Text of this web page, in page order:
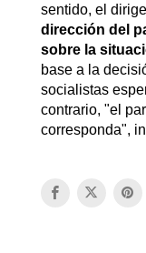
sentido, el
dirección del
sobre la
base a la
socialistas
contrario, "el
corresponda",